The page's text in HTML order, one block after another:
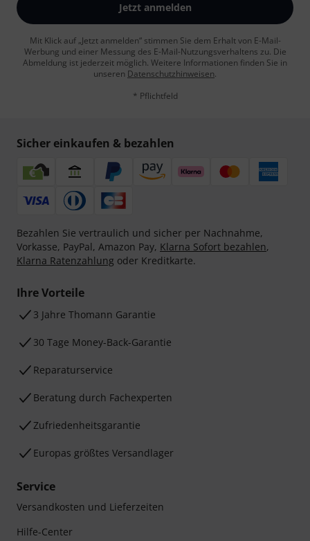
Jetzt anmelden
Mit Klick auf „Jetzt anmelden“ stimmen Sie dem Erhalt von E-Mail-
Werbung und einer Messung des E-Mail-Nutzungsverhaltens zu. Die
Abmeldung ist jederzeit möglich. Weitere Informationen finden Sie in
unseren Datenschutzhinweisen.
* Pflichtfeld
Sicher einkaufen & bezahlen
Bezahlen Sie vertraulich und sicher per Nachnahme,
Vorkasse, PayPal, Amazon Pay, Klarna Sofort bezahlen,
Klarna Ratenzahlung oder Kreditkarte.
Ihre Vorteile
3 Jahre Thomann Garantie
30 Tage Money-Back-Garantie
Reparaturservice
Beratung durch Fachexperten
Zufriedenheitsgarantie
Europas größtes Versandlager
Service
Versandkosten und Lieferzeiten
Hilfe-Center